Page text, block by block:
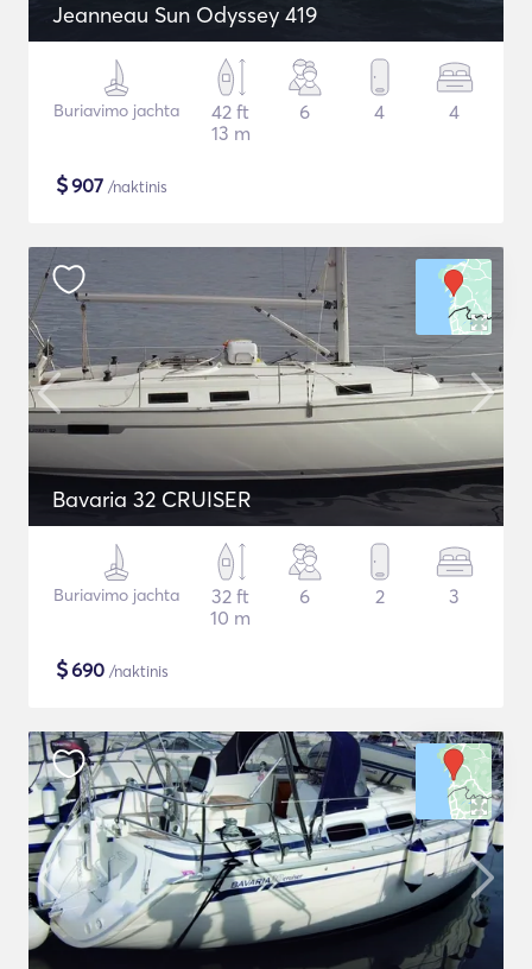
Jeanneau Sun Odyssey 419
Buriavimo jachta
42 ft
13 m
6 4 4
$907 /naktinis
Bavaria 32 CRUISER
Buriavimo jachta
32 ft
10 m
6 2 3
$690 /naktinis